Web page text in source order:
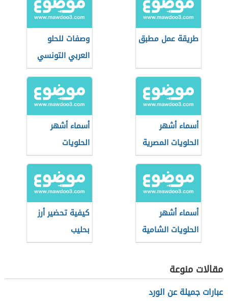
طريقة عمل مطبق
وصفات للحلو
العربي التونسي
أسماء أشهر
الحلويات المصرية
أسماء أشهر
الحلويات
الفلسطينية
أسماء أشهر
الحلويات الشامية
كيفية تحضير أرز
بحليب
مقالات منوعة
عبارات جميلة عن الورد